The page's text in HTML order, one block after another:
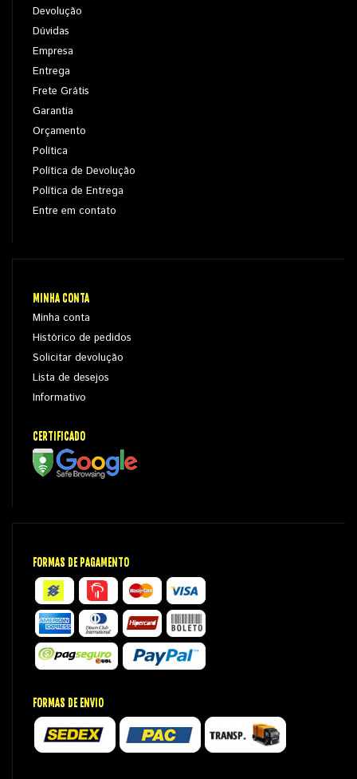
Devolução
Dúvidas
Empresa
Entrega
Frete Grátis
Garantia
Orçamento
Política
Política de Devolução
Política de Entrega
Entre em contato
MINHA CONTA
Minha conta
Histórico de pedidos
Solicitar devolução
Lista de desejos
Informativo
CERTIFICADO
FORMAS DE PAGAMENTO
FORMAS DE ENVIO